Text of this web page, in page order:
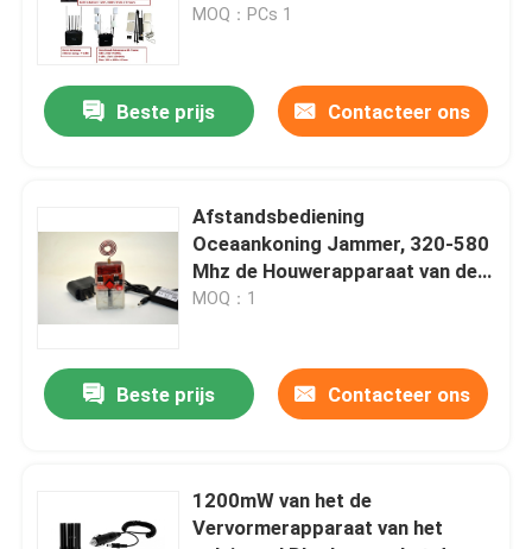
Waaier
MOQ：PCs 1
Beste prijs Contacteer ons
Afstandsbediening
Oceaankoning Jammer, 320-580
Mhz de Houwerapparaat van de
Impulsgokautomaat
MOQ：1
Beste prijs Contacteer ons
1200mW van het de
Vervormerapparaat van het